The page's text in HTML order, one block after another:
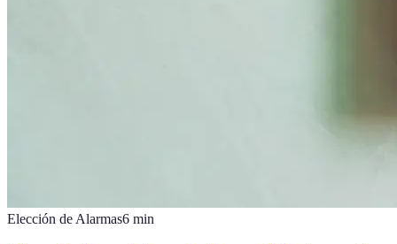
Elección de Alarmas6 min